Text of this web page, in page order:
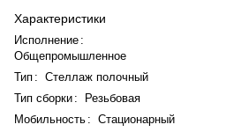
Характеристики
Исполнение :
Общепромышленное
Тип : Стеллаж полочный
Тип сборки:
Резьбовая
Мобильность : Стационарный